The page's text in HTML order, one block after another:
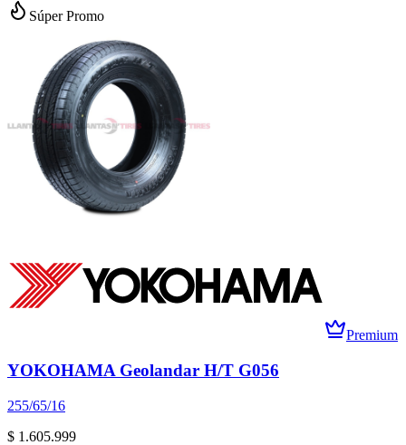
Súper Promo
Premium
YOKOHAMA Geolandar H/T G056
255/65/16
$ 1.605.999